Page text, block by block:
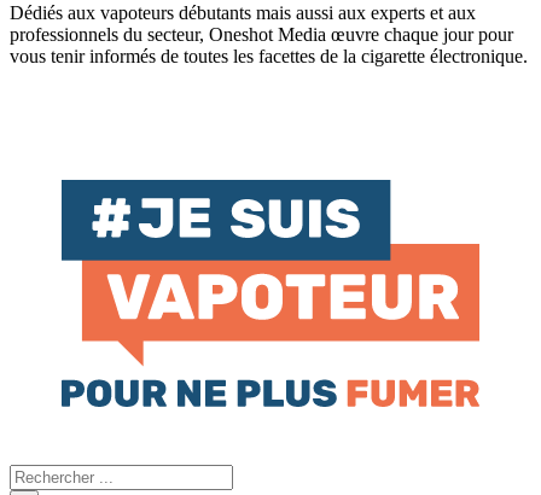
Dédiés aux vapoteurs débutants mais aussi aux experts et aux
professionnels du secteur, Oneshot Media œuvre chaque jour pour
vous tenir informés de toutes les facettes de la cigarette électronique.